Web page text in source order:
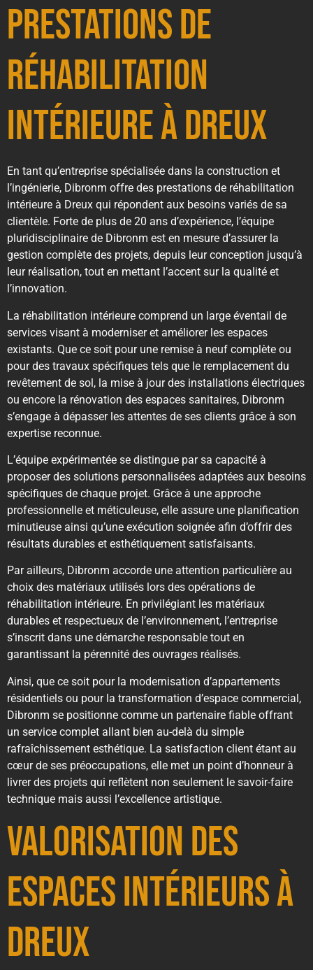
Prestations de
réhabilitation
intérieure à Dreux
En tant qu’entreprise spécialisée dans la construction et
l’ingénierie, Dibronm offre des prestations de réhabilitation
intérieure à Dreux qui répondent aux besoins variés de sa
clientèle. Forte de plus de 20 ans d’expérience, l’équipe
pluridisciplinaire de Dibronm est en mesure d’assurer la
gestion complète des projets, depuis leur conception jusqu’à
leur réalisation, tout en mettant l’accent sur la qualité et
l’innovation.
La réhabilitation intérieure comprend un large éventail de
services visant à moderniser et améliorer les espaces
existants. Que ce soit pour une remise à neuf complète ou
pour des travaux spécifiques tels que le remplacement du
revêtement de sol, la mise à jour des installations électriques
ou encore la rénovation des espaces sanitaires, Dibronm
s’engage à dépasser les attentes de ses clients grâce à son
expertise reconnue.
L’équipe expérimentée se distingue par sa capacité à
proposer des solutions personnalisées adaptées aux besoins
spécifiques de chaque projet. Grâce à une approche
professionnelle et méticuleuse, elle assure une planification
minutieuse ainsi qu’une exécution soignée afin d’offrir des
résultats durables et esthétiquement satisfaisants.
Par ailleurs, Dibronm accorde une attention particulière au
choix des matériaux utilisés lors des opérations de
réhabilitation intérieure. En privilégiant les matériaux
durables et respectueux de l’environnement, l’entreprise
s’inscrit dans une démarche responsable tout en
garantissant la pérennité des ouvrages réalisés.
Ainsi, que ce soit pour la modernisation d’appartements
résidentiels ou pour la transformation d’espace commercial,
Dibronm se positionne comme un partenaire fiable offrant
un service complet allant bien au-delà du simple
rafraîchissement esthétique. La satisfaction client étant au
cœur de ses préoccupations, elle met un point d’honneur à
livrer des projets qui reflètent non seulement le savoir-faire
technique mais aussi l’excellence artistique.
Valorisation des
espaces intérieurs à
Dreux